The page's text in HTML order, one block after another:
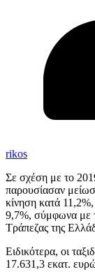
rikos
Σε σχέση με το
παρουσίασαν
κίνηση κατά
9,7%, σύμφωνα με
Τράπεζας της
Ειδικότερα, οι
17.631,3 εκατ.